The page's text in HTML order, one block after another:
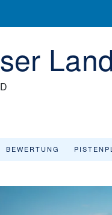
BEWERTUNG